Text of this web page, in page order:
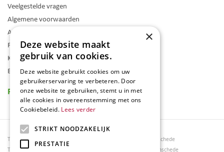
Veelgestelde vragen
Algemene voorwaarden
Assortiment
Folder
Klantenkaart
Blog
Reviews
Tuincentrum Borghuis
Tuinmeubels
Tuinmeubels Enschede
Tuinmeubelen Enschede
×
Deze website maakt
gebruik van cookies.
Deze website gebruikt cookies om uw
gebruikerservaring te verbeteren. Door
onze website te gebruiken, stemt u in met
alle cookies in overeenstemming met ons
Cookiebeleid. Lees verder
STRIKT NOODZAKELIJK
PRESTATIE